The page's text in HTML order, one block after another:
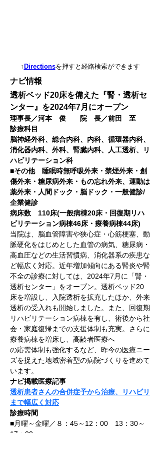
↑ Directionsを押すと経路検索ができます
ナビ情報
透析ベッド20床を備えた『腎・透析セ
ンター』を2024年7月にオープン
理事長／河本　俊　　院　長／前田　至
診療科目
脳神経外科、総合内科、内科、循環器内科、
消化器内科、外科、腎臓内科、人工透析、リ
ハビリテーション科
■その他　睡眠時無呼吸外来・禁煙外来・創
傷外来・糖尿病外来・もの忘れ外来、運動は
薬外来・人間ドック・脳ドック・一般健診/
企業健診
病床数　110床(一般病棟20床・回復期リハ
ビリテーション病棟46床・療養病棟44床)
当院は、脳血管障害や狭心症・心筋梗塞、動
脈硬化をはじめとした血管の病気、糖尿病・
高血圧などの生活習慣病、消化器系の疾患な
ど幅広く対応。近年増加傾向にある腎炎や腎
不全の診療に対しては、2024年7月に「腎・
透析センター」をオープン。透析ベッド20
床を増設し、入院透析を拡充したほか、外来
透析の受入れも開始しました。また、回復期
リハビリテーション病棟を有し、術後から社
会・家庭復帰までの支援体制も充実。さらに
療養病棟を増床し、高齢者医療へ
の応需体制も強化するなど、昨今の医療ニー
ズを捉えた地域密着型の病院づくりを進めて
います。
ナビ掲載医療記事
透析患者さんの合併症予から治療、リハビリ
まで幅広く対応
診療時間
■月曜～金曜／８：45～12：00　13：30～
17：00